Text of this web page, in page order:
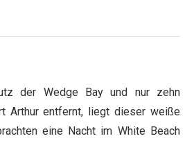
der Wedge Bay und nur zehn
Arthur entfernt, liegt dieser weiße
eine Nacht im White Beach